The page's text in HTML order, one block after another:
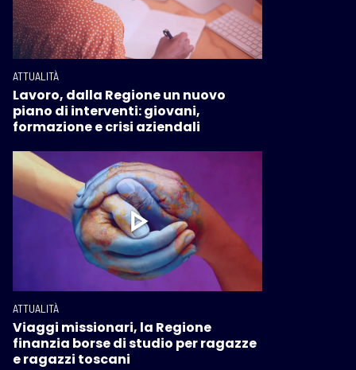
ATTUALITÀ
Lavoro, dalla Regione un nuovo
piano di interventi: giovani,
formazione e crisi aziendali
ATTUALITÀ
Viaggi missionari, la Regione
finanzia borse di studio per ragazze
e ragazzi toscani